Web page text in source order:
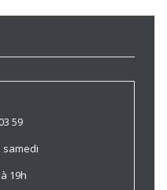
59
samedi
19h